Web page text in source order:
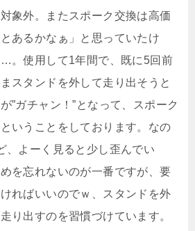
象外。またスポーク交換は高価
あるかなぁ」と思っていたけ
。使用して1年間で、既に5回前
スタンドを外して走り出そうと
”ガチャン！”となって、スポーク
いうことをしております。なの
、よーく見ると少し歪んでい
を忘れないのが一番ですが、要
ればいいのでｗ、スタンドを外
り出すのを習慣づけています。